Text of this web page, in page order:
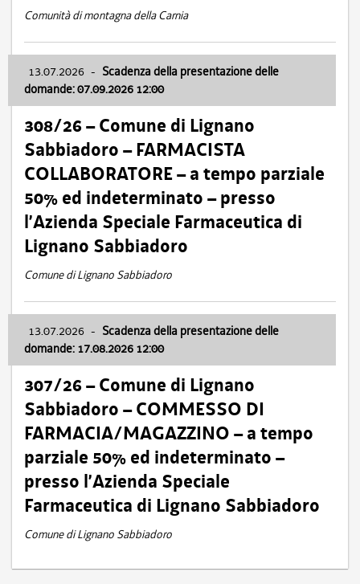
Comunità di montagna della Carnia
13.07.2026 - Scadenza della presentazione delle
domande: 07.09.2026 12:00
308/26 – Comune di Lignano
Sabbiadoro – FARMACISTA
COLLABORATORE – a tempo parziale
50% ed indeterminato – presso
l’Azienda Speciale Farmaceutica di
Lignano Sabbiadoro
Comune di Lignano Sabbiadoro
13.07.2026 - Scadenza della presentazione delle
domande: 17.08.2026 12:00
307/26 – Comune di Lignano
Sabbiadoro – COMMESSO DI
FARMACIA/MAGAZZINO – a tempo
parziale 50% ed indeterminato –
presso l’Azienda Speciale
Farmaceutica di Lignano Sabbiadoro
Comune di Lignano Sabbiadoro